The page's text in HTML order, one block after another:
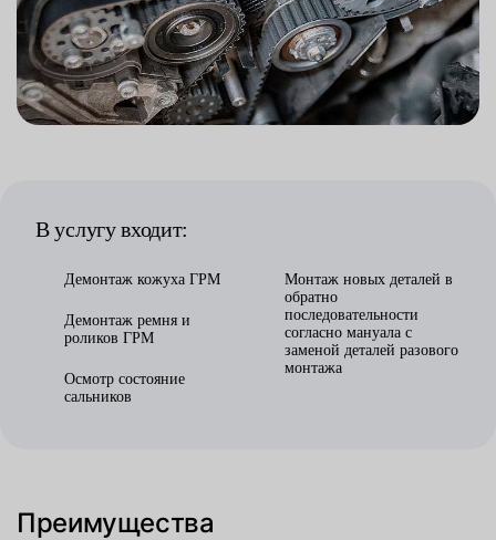
В услугу входит:
Демонтаж кожуха ГРМ
Демонтаж ремня и
роликов ГРМ
Осмотр состояние
сальников
Монтаж новых деталей в
обратно
последовательности
согласно мануала с
заменой деталей разового
монтажа
Преимущества